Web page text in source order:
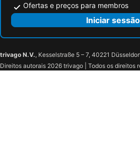
Ofertas e preços para membros
Iniciar sessão
trivago N.V., Kesselstraße 5 – 7, 40221
Direitos autorais 2026 trivago | Todos os direitos